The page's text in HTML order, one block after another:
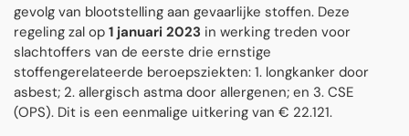
gevolg van blootstelling aan gevaarlijke stoffen. Deze
regeling zal op 1 januari 2023 in werking treden voor
slachtoffers van de eerste drie ernstige
stoffengerelateerde beroepsziekten: 1. longkanker door
asbest; 2. allergisch astma door allergenen; en 3. CSE
(OPS). Dit is een eenmalige uitkering van € 22.121.